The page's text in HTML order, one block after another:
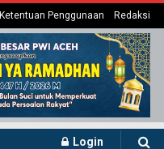
Ketentuan Penggunaan Redaksi
Login